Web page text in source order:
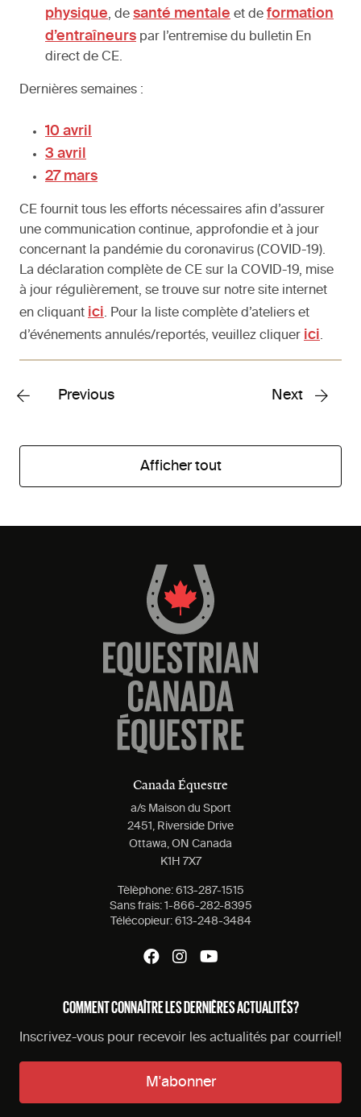
physique, de santé mentale et de formation
d’entraîneurs par l’entremise du bulletin En
direct de CE.
Dernières semaines :
10 avril
3 avril
27 mars
CE fournit tous les efforts nécessaires afin d’assurer
une communication continue, approfondie et à jour
concernant la pandémie du coronavirus (COVID-19).
La déclaration complète de CE sur la COVID-19, mise
à jour régulièrement, se trouve sur notre site internet
en cliquant ici. Pour la liste complète d’ateliers et
d’événements annulés/reportés, veuillez cliquer ici.
Previous Next
Afficher tout
Canada Équestre
a/s Maison du Sport
2451, Riverside Drive
Ottawa, ON Canada
K1H 7X7
Tèlèphone: 613-287-1515
Sans frais: 1-866-282-8395
Télécopieur: 613-248-3484
COMMENT CONNAÎTRE LES DERNIÈRES ACTUALITÉS?
Inscrivez-vous pour recevoir les actualités par courriel!
M'abonner